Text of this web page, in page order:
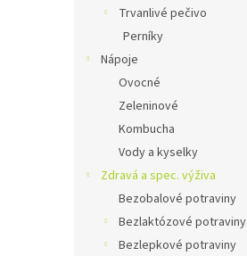
Trvanlivé pečivo
Perníky
Nápoje
Ovocné
Zeleninové
Kombucha
Vody a kyselky
Zdravá a spec. výživa
Bezobalové potraviny
Bezlaktózové potraviny
Bezlepkové potraviny